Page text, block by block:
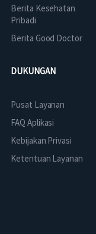
Berita Kesehatan
Pribadi
Berita Good Doctor
DUKUNGAN
Pusat Layanan
FAQ Aplikasi
Kebijakan Privasi
Ketentuan Layanan